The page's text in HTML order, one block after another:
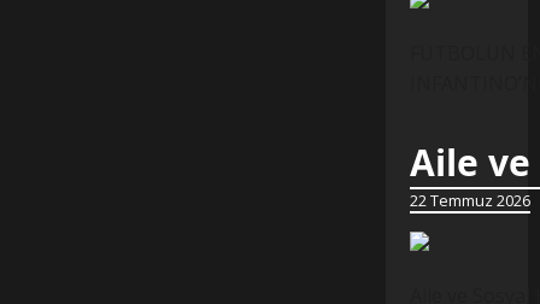
Aile ve
22 Temmuz 2026